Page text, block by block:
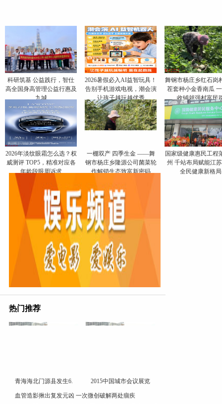
科研筑基 公益践行，智仕
高全国身高管理公益行惠及
九城
2026暑假必入AI益智玩具！
告别手机游戏电视，潮会演
让孩子越玩越优秀
舞钢市杨庄乡红石岗
茬套种小金香南瓜
收铺就强村富民
​2026年淡纹眼霜怎么选？权
威测评 TOP5，精准对应各
年龄段眼周诉求
一棚双产 四季生金 ——舞
钢市杨庄乡隆源公司菌菜轮
作解锁生态致富新密码
国家级健康惠民工程
州 千站布局赋能江
全民健康新格局
热门推荐
青海海北门源县发生6. 2015中国城市会议展览
血管造影揪出复发元凶 一次微创破解两处痼疾